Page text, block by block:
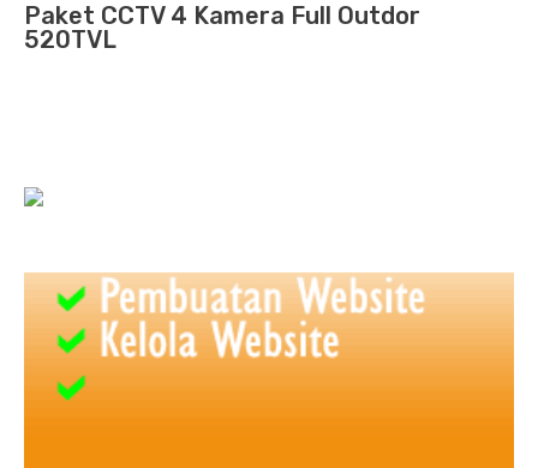
Paket CCTV 4 Kamera Full Outdor
520TVL